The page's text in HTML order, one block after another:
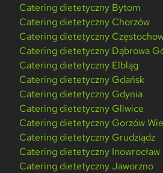
Catering dietetyczny Bytom
Catering dietetyczny Chorzów
Catering dietetyczny
Catering dietetyczny Dąbrowa
Catering dietetyczny Elbląg
Catering dietetyczny Gdańsk
Catering dietetyczny Gdynia
Catering dietetyczny Gliwice
Catering dietetyczny Gorzów
Catering dietetyczny Grudziądz
Catering dietetyczny Inowrocław
Catering dietetyczny Jaworzno